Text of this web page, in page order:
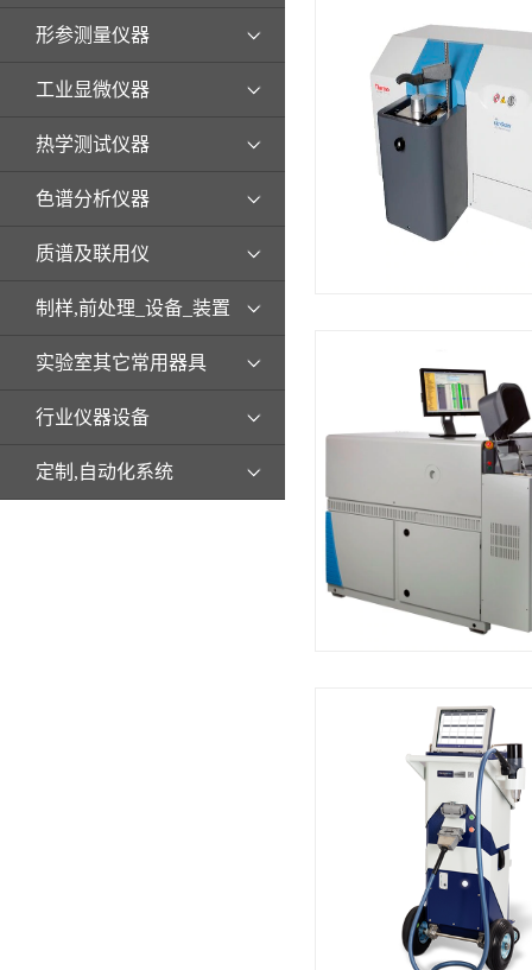
形参测量仪器
工业显微仪器
热学测试仪器
色谱分析仪器
质谱及联用仪
制样,前处理_设备_装置
实验室其它常用器具
行业仪器设备
定制,自动化系统